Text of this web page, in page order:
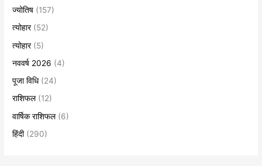
ज्योतिष (157)
त्योहार(52)
त्योहार(5)
नववर्ष 2026 (4)
पूजा विधि(24)
राशिफल(12)
वार्षिक राशिफल(6)
हिंदी(290)